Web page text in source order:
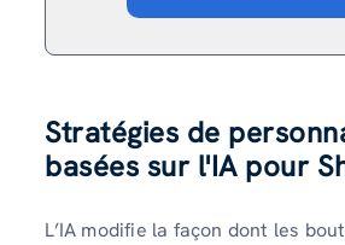
Stratégies de
basées sur l'IA pour
L’IA modifie la façon dont les